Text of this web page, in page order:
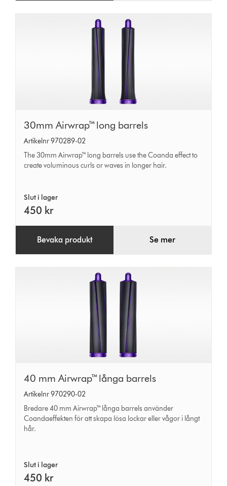
30mm
Airwrap™
long
barrels
30mm Airwrap™ long barrels
Artikelnr 970289-02
The 30mm Airwrap™ long barrels use the Coanda effect to
create voluminous curls or waves in longer hair.
Slut i lager
450 kr
Bevaka produkt Se mer
40
mm
Airwrap™
långa
barrels
40 mm Airwrap™ långa barrels
Artikelnr 970290-02
Bredare 40 mm Airwrap™ långa barrels använder
Coandaeffekten för att skapa lösa lockar eller vågor i långt
hår.
Slut i lager
450 kr